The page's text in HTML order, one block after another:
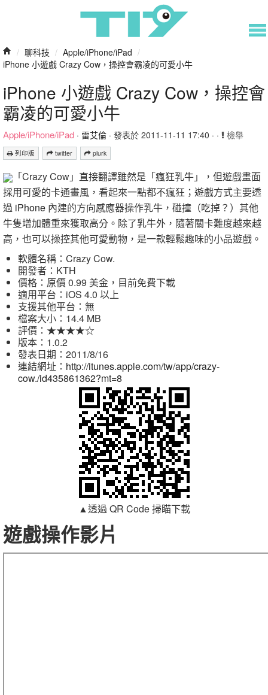
/ 聊科技 / Apple/iPhone/iPad /
iPhone 小遊戲 Crazy Cow，操控會霸凌的可愛小牛
iPhone 小遊戲 Crazy Cow，操控會
霸凌的可愛小牛
Apple/iPhone/iPad · 雷艾倫 · 發表於 2011-11-11 17:40 · · 檢舉
列印版 twitter plurk
「Crazy Cow」直接翻譯雖然是「瘋狂乳牛」，但遊戲畫面
採用可愛的卡通畫風，看起來一點都不瘋狂；遊戲方式主要透
過 iPhone 內建的方向感應器操作乳牛，碰撞（吃掉？）其他
牛隻增加體重來獲取高分。除了乳牛外，隨著關卡難度越來越
高，也可以操控其他可愛動物，是一款輕鬆趣味的小品遊戲。
軟體名稱：Crazy Cow.
開發者：KTH
價格：原價 0.99 美金，目前免費下載
適用平台：iOS 4.0 以上
支援其他平台：無
檔案大小：14.4 MB
評價：★★★★☆
版本：1.0.2
發表日期：2011/8/16
連結網址： http://itunes.apple.com/tw/app/crazy-
cow./id435861362?mt=8
▲透過 QR Code 掃瞄下載
遊戲操作影片